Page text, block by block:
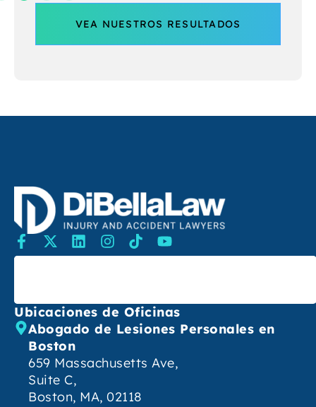
VEA NUESTROS RESULTADOS
Buscar
Ubicaciones de Oficinas
Abogado de Lesiones Personales en
Boston
659 Massachusetts Ave,
Suite C,
Boston, MA, 02118